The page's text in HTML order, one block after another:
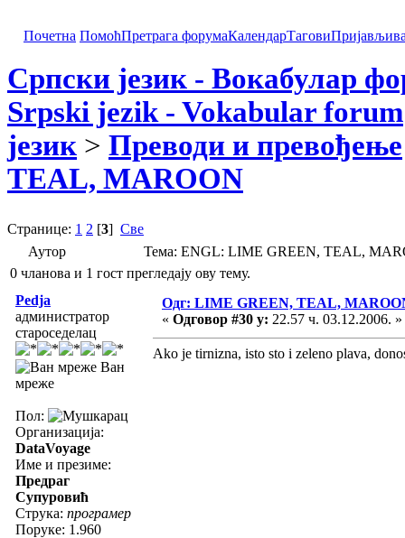
Почетна ПомоћПретрага форумаКалендарТагови
Српски језик - Вокабулар
Srpski jezik - Vokabular forum
језик > Преводи и превођење
TEAL, MAROON
Странице: 1 2 [3] Све
Аутор
Тема: ENGL: LIME GREEN, TEAL,
0 чланова и 1 гост прегледају ову тему.
Pedja
администратор
староседелац
Ван
мреже
Пол:
Организација:
DataVoyage
Име и презиме:
Предраг
Супуровић
Струка: програмер
Поруке: 1.960
Одг: LIME GREEN, TEAL,
« Одговор #30 у: 22.57 ч. 03.12.2006. »
Ako je tirnizna, isto sto i zeleno plava,